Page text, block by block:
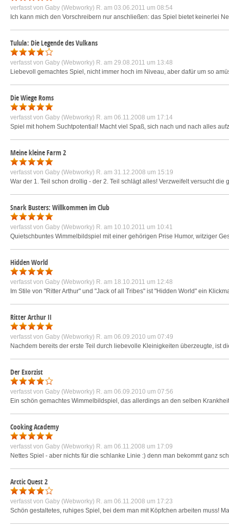
verfasst von Gaby (Webworky) R. am 03.06.2011 um 08:54
Ich kann mich den Vorschreibern nur anschließen: das Spiel bietet keinerlei
Tulula: Die Legende des Vulkans
verfasst von Gaby (Webworky) R. am 29.08.2011 um 13:48
Liebevoll gemachtes Spiel, nicht immer hoch im Niveau, aber dafür um so
Die Wiege Roms
verfasst von Gaby (Webworky) R. am 06.11.2008 um 17:14
Spiel mit hohem Suchtpotential! Macht viel Spaß, sich nach und nach alles
Meine kleine Farm 2
verfasst von Gaby (Webworky) R. am 31.12.2008 um 15:19
War der 1. Teil schon drollig - der 2. Teil schlägt alles! Verzweifelt versucht
Snark Busters: Willkommen im Club
verfasst von Gaby (Webworky) R. am 10.10.2011 um 10:41
Quietschbuntes Wimmelbildspiel mit einer gehörigen Prise Humor, witziger
Hidden World
verfasst von Gaby (Webworky) R. am 18.10.2011 um 12:48
Im Stile von "Ritter Arthur" und "Jack of all Tribes" ist "Hidden World" ein
Ritter Arthur II
verfasst von Gaby (Webworky) R. am 06.09.2010 um 07:49
Nachdem bereits der erste Teil durch liebevolle Kleinigkeiten überzeugte, ist
Der Exorzist
verfasst von Gaby (Webworky) R. am 06.09.2010 um 07:56
Ein schön gemachtes Wimmelbildspiel, das allerdings an den selben
Cooking Academy
verfasst von Gaby (Webworky) R. am 06.11.2008 um 17:09
Nettes Spiel - aber nichts für die schlanke Linie :) denn man bekommt ganz
Arctic Quest 2
verfasst von Gaby (Webworky) R. am 06.11.2008 um 17:23
Schön gestaltetes, ruhiges Spiel, bei dem man mit Köpfchen arbeiten muss!